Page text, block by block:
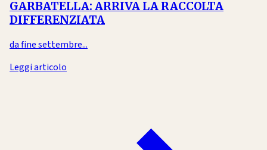
GARBATELLA: ARRIVA LA RACCOLTA
DIFFERENZIATA
da fine settembre...
Leggi articolo